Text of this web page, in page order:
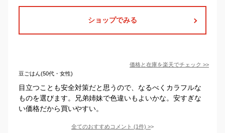
ショップでみる
価格と在庫を楽天でチェック >>
豆ごはん(50代・女性)
目立つことも安全対策だと思うので、なるべくカラフルな
ものを選びます。兄弟姉妹で色違いもよいかな。安すぎな
い価格だから買いやすい。
全てのおすすめコメント (1件) >